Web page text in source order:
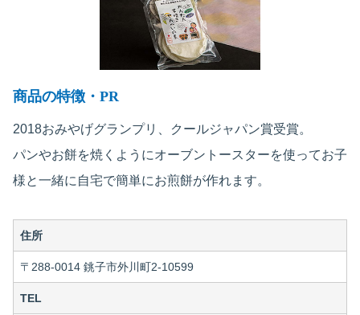
商品の特徴・PR
2018おみやげグランプリ、クールジャパン賞受賞。
パンやお餅を焼くようにオーブントースターを使ってお子
様と一緒に自宅で簡単にお煎餅が作れます。
住所
〒288-0014 銚子市外川町2-10599
TEL